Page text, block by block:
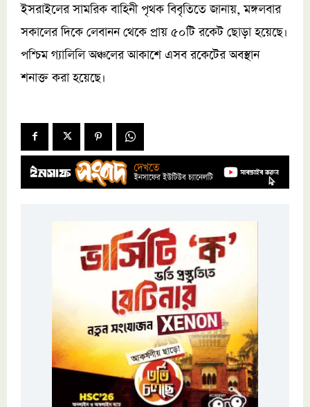
ইসরাইলের সামরিক বাহিনী পৃথক বিবৃতিতে জানায়, মঙ্গলবার
সকালের দিকে লেবানন থেকে প্রায় ৫০টি রকেট ছোড়া হয়েছে।
পশ্চিম গ্যালিলি অঞ্চলের আকাশে এসব রকেটের অবস্থান
শনাক্ত করা হয়েছে।